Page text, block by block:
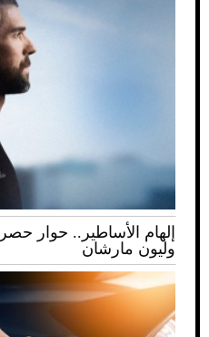
إلهام الأساطير.. حوار
وليون مارشان